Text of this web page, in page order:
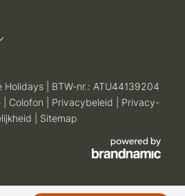
Holidays
BTW-nr.: ATU44139204
Colofon Privacybeleid
Privacy-
Sitemap